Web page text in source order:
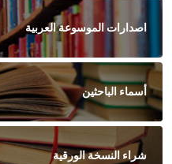
اصدارات الموسوعة العربية
أسماء الباحثين
شراء النسخة الورقية